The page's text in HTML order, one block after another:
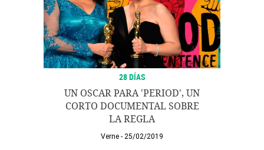
28 DÍAS
UN OSCAR PARA 'PERIOD', UN
CORTO DOCUMENTAL SOBRE
LA REGLA
Verne 25/02/2019